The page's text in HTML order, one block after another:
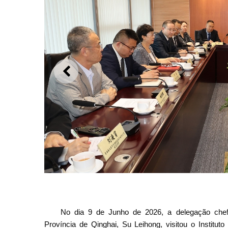
ANTERIOR
O ISAF de Macau e a
No dia 9 de Junho de 2026, a delegação
Província de Qinghai, Su Leihong, visitou o